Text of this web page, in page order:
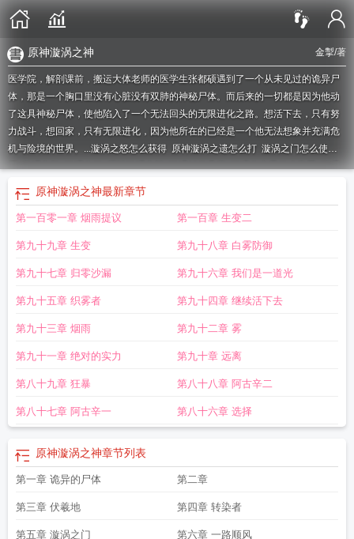
金掣/著
原神漩涡之神
医学院，解剖课前，搬运大体老师的医学生张都硕遇到了一个从未见过的诡异尸
体，那是一个胸口里没有心脏没有双肺的神秘尸体。而后来的一切都是因为他动
了这具神秘尸体，使他陷入了一个无法回头的无限进化之路。想活下去，只有努
力战斗，想回家，只有无限进化，因为他所在的已经是一个他无法想象并充满危
机与险境的世界。...漩涡之怒怎么获得 原神漩涡之遗怎么打 漩涡之门怎么使
用漩涡之怒漩涡之外原神漩涡之神漩涡触发几率漩涡之心是什么意思漩涡
之门已开启怎么获得 漩涡之海 漩涡之门已开启啥意思
眼 漩涡之遗
lz漩涡之门开启漩涡之门什么意思 漩涡之门已开启怎么弄
原神漩涡之神最新章节
第一百零一章 烟雨提议 第一百章 生变二
第九十九章 生变 第九十八章 白雾防御
第九十七章 归零沙漏 第九十六章 我们是一道光
第九十五章 织雾者 第九十四章 继续活下去
第九十三章 烟雨 第九十二章 雾
第九十一章 绝对的实力 第九十章 远离
第八十九章 狂暴 第八十八章 阿古辛二
第八十七章 阿古辛一 第八十六章 选择
原神漩涡之神章节列表
第一章 诡异的尸体 第二章
第三章 伏羲地 第四章 转染者
第五章 漩涡之门 第六章 一路顺风